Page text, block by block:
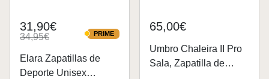
31,90€
34,95€ PRIME
PRIME
Elara Zapatillas de
Deporte Unisex
65,00€
Umbro Chaleira II Pro
Sala, Zapatilla de